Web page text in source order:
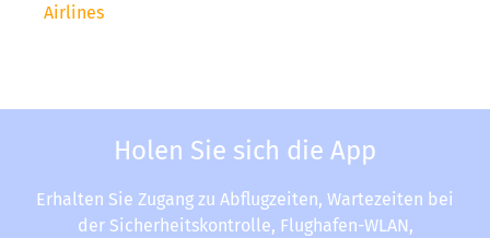
Airlines
Holen Sie sich die App
Erhalten Sie Zugang zu Abflugzeiten, Wartezeiten bei
der Sicherheitskontrolle, Flughafen-WLAN,